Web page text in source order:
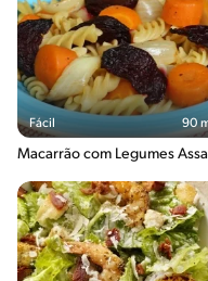
Fácil 90
Macarrão com Legumes